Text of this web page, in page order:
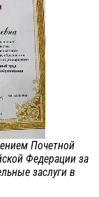
Почетной
Федерации за
заслуги в